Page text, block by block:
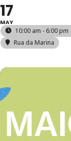
17
MAY
10:00 am - 6:00 pm
Rua da Marina